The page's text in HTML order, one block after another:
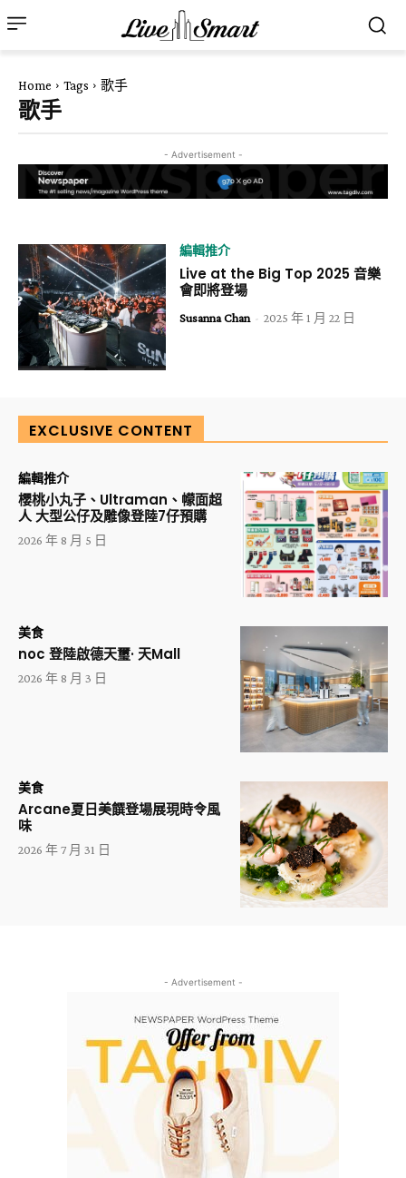
Home Tags 歌手
歌手
- Advertisement -
編輯推介
Live at the Big Top 2025 音樂
會即將登場
Susanna Chan - 2025 年 1 月 22 日
EXCLUSIVE CONTENT
編輯推介
櫻桃小丸子、Ultraman、幪面超
人 大型公仔及雕像登陸7仔預購
2026 年 8 月 5 日
美食
noc 登陸啟德天璽· 天Mall
2026 年 8 月 3 日
美食
Arcane夏日美饌登場展現時令風
味
2026 年 7 月 31 日
- Advertisement -